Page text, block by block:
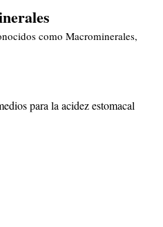
como Macrominerales,